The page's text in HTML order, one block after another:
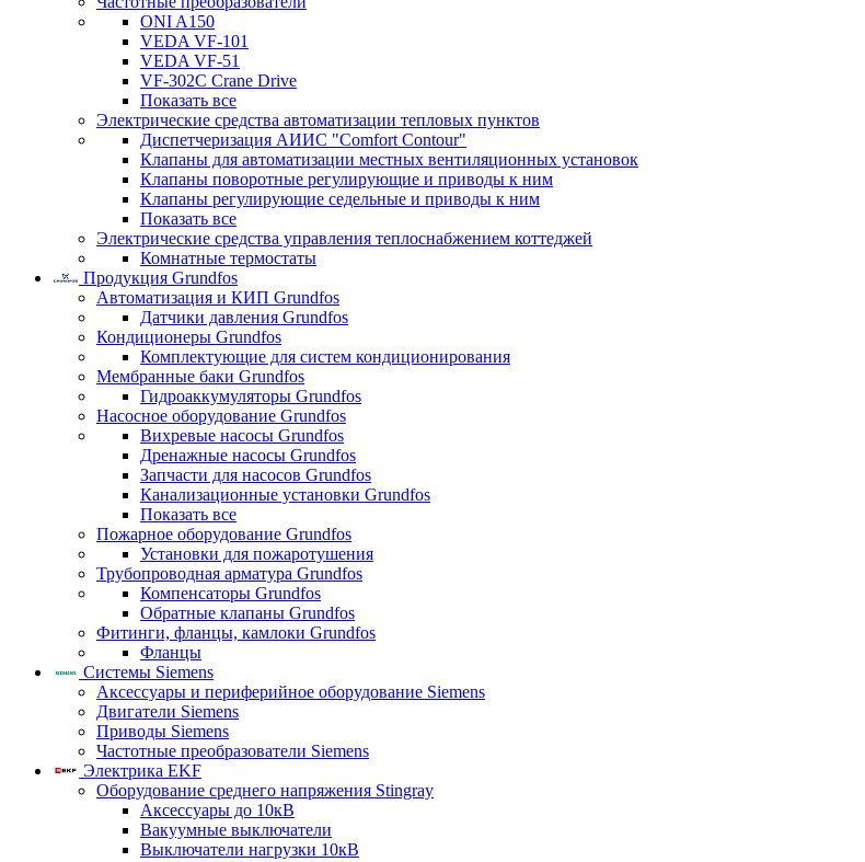
ONI A150
VEDA VF-101
VEDA VF-51
VF-302C Crane Drive
Показать все
Электрические средства автоматизации тепловых пунктов
Диспетчеризация АИИС "Comfort Contour"
Клапаны для автоматизации местных вентиляционных установок
Клапаны поворотные регулирующие и приводы к ним
Клапаны регулирующие седельные и приводы к ним
Показать все
Электрические средства управления теплоснабжением коттеджей
Комнатные термостаты
Продукция Grundfos
Автоматизация и КИП Grundfos
Датчики давления Grundfos
Кондиционеры Grundfos
Комплектующие для систем кондиционирования
Мембранные баки Grundfos
Гидроаккумуляторы Grundfos
Насосное оборудование Grundfos
Вихревые насосы Grundfos
Дренажные насосы Grundfos
Запчасти для насосов Grundfos
Канализационные установки Grundfos
Показать все
Пожарное оборудование Grundfos
Установки для пожаротушения
Трубопроводная арматура Grundfos
Компенсаторы Grundfos
Обратные клапаны Grundfos
Фитинги, фланцы, камлоки Grundfos
Фланцы
Системы Siemens
Аксессуары и периферийное оборудование Siemens
Двигатели Siemens
Приводы Siemens
Частотные преобразователи Siemens
Электрика EKF
Оборудование среднего напряжения Stingray
Аксессуары до 10кВ
Вакуумные выключатели
Выключатели нагрузки 10кВ